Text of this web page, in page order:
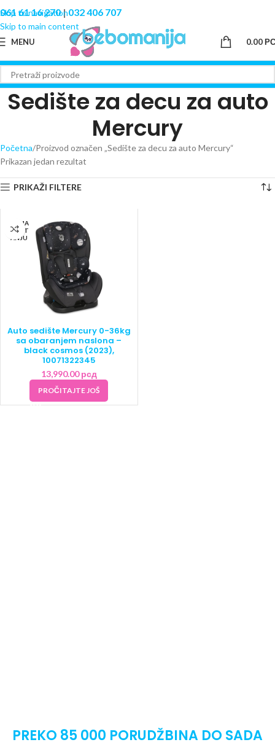
Skip to navigation
Skip to main content
061 61 16 270|032 406 707
MENU 0.00
Sedište za decu za auto
Mercury
Početna Proizvod označen „Sedište za decu za auto Mercury“
Prikazan jedan rezultat
PRIKAŽI FILTERE
NEMA
NA ST
ANJU
Auto sedište Mercury 0-36kg
sa obaranjem naslona –
black cosmos (2023),
10071322345
13,990.00рсд
PROČITAJTE JOŠ
PREKO 85 000 PORUDŽBINA DO SADA